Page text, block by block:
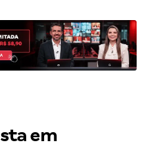
em